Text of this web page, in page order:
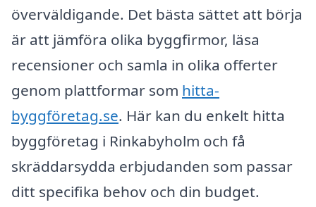
överväldigande. Det bästa sättet att börja
är att jämföra olika byggfirmor, läsa
recensioner och samla in olika offerter
genom plattformar som hitta-
byggföretag.se. Här kan du enkelt hitta
byggföretag i Rinkabyholm och få
skräddarsydda erbjudanden som passar
ditt specifika behov och din budget.